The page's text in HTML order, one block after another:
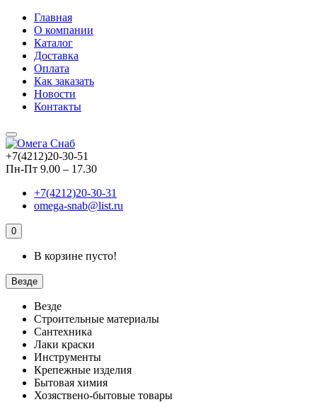
Главная
О компании
Каталог
Доставка
Оплата
Как заказать
Новости
Контакты
+7(4212)20-30-51
Пн-Пт 9.00 – 17.30
+7(4212)20-30-31
omega-snab@list.ru
0
В корзине пусто!
Везде
Везде
Строительные материалы
Сантехника
Лаки краски
Инструменты
Крепежные изделия
Бытовая химия
Хозяствено-бытовые товары